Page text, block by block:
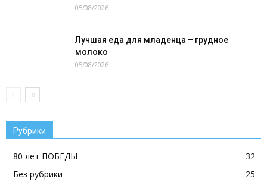
05/08/2026
Лучшая еда для младенца – грудное
молоко
05/08/2026
Рубрики
80 лет ПОБЕДЫ
32
Без рубрики
25